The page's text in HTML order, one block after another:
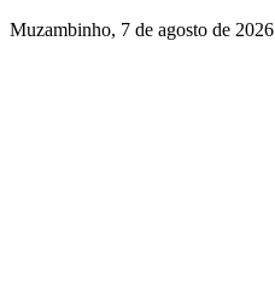
Muzambinho, 7 de agosto de 2026